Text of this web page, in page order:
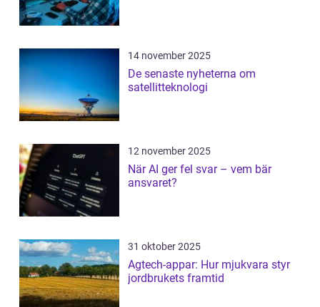
14 november 2025
De senaste nyheterna om
satellitteknologi
12 november 2025
När AI ger fel svar – vem bär
ansvaret?
31 oktober 2025
Agtech-appar: Hur mjukvara styr
jordbrukets framtid